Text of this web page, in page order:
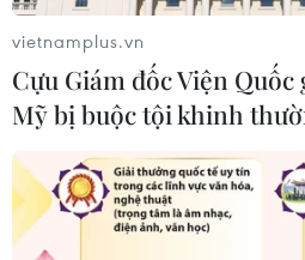
vietnamplus.vn
Cựu Giám đốc Viện Quốc
Mỹ bị buộc tội khinh